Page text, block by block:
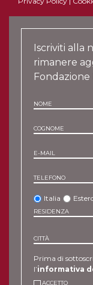
Iscriviti alla
rimanere
Fondazione
NOME
COGNOME
E-MAIL
TELEFONO
Italia
RESIDENZA
CITTÀ
Prima di
l’informativa
ACCETTO